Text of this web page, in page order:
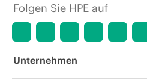
Folgen Sie HPE auf
Unternehmen